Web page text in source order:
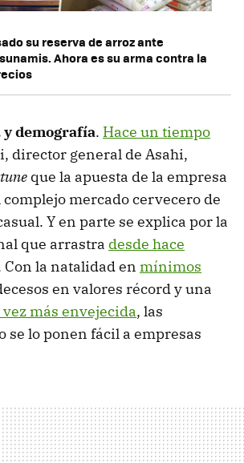
su reserva de arroz ante
Ahora es su arma contra la
y demografía. Hace un tiempo
director general de Asahi,
que la apuesta de la empresa
mercado cervecero de
Y en parte se explica por la
que arrastra desde hace
Con la natalidad en mínimos
en valores récord y una
vez más envejecida, las
se lo ponen fácil a empresas